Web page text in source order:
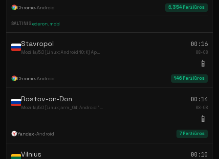
Chrome•Android 6,354 Peržiūros
ŠALTINIS:ederon.mobi
Stavropol
Mozilla/5.0 (Linux; Android 10; K) Ap...
00:16
08-08
📱
Chrome•Android 146 Peržiūros
Rostov-on-Don
Mozilla/5.0 (Linux; arm_64; Android 1...
00:14
08-08
📱
Yandex•Android 7 Peržiūros
Vilnius 00:10